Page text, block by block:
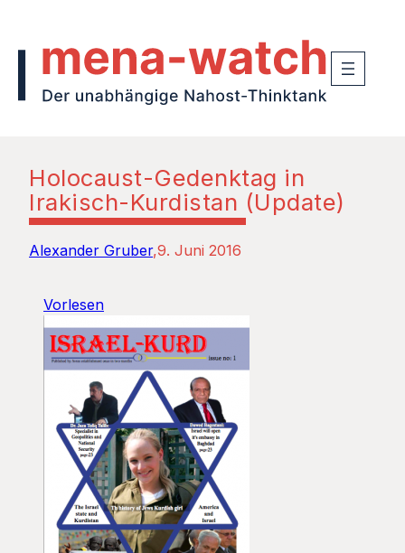
Holocaust-Gedenktag in
Irakisch-Kurdistan (Update)
Alexander Gruber 9. Juni 2016
Vorlesen